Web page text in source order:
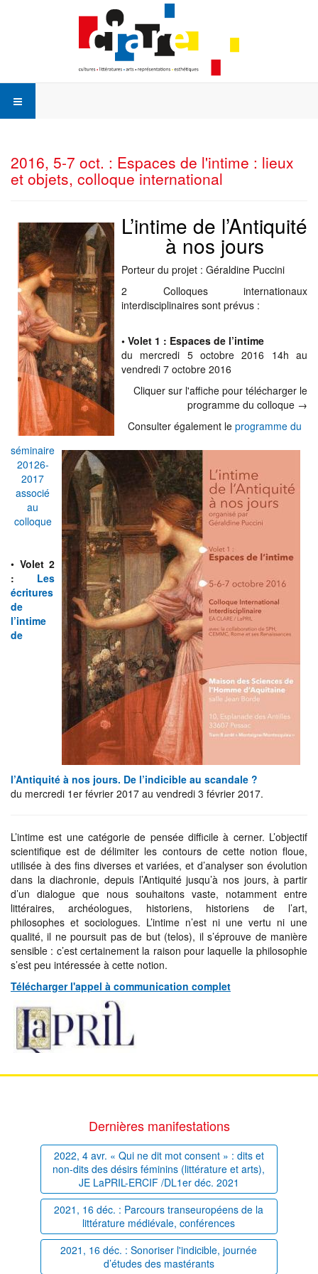
2016, 5-7 oct. : Espaces de l'intime : lieux
et objets, colloque international
L’intime de l’Antiquité
à nos jours
Porteur du projet : Géraldine Puccini
2 Colloques internationaux
interdisciplinaires sont prévus :
• Volet 1 : Espaces de l’intime
du mercredi 5 octobre 2016 14h au
vendredi 7 octobre 2016
Cliquer sur l'affiche pour télécharger le
programme du colloque →
Consulter également le programme du
séminaire
20126-
2017
associé
au
colloque
• Volet 2
: Les
écritures
de
l’intime
de
l’Antiquité à nos jours. De l’indicible au scandale ?
du mercredi 1er février 2017 au vendredi 3 février 2017.
L’intime est une catégorie de pensée difficile à cerner. L’objectif
scientifique est de délimiter les contours de cette notion floue,
utilisée à des fins diverses et variées, et d’analyser son évolution
dans la diachronie, depuis l’Antiquité jusqu’à nos jours, à partir
d’un dialogue que nous souhaitons vaste, notamment entre
littéraires, archéologues, historiens, historiens de l’art,
philosophes et sociologues. L’intime n’est ni une vertu ni une
qualité, il ne poursuit pas de but (telos), il s’éprouve de manière
sensible : c’est certainement la raison pour laquelle la philosophie
s’est peu intéressée à cette notion.
Télécharger l'appel à communication complet
Dernières manifestations
2022, 4 avr. « Qui ne dit mot consent » : dits et
non-dits des désirs féminins (littérature et arts),
JE LaPRIL-ERCIF /DL1er déc. 2021
2021, 16 déc. : Parcours transeuropéens de la
littérature médiévale, conférences
2021, 16 déc. : Sonoriser l'indicible, journée
d’études des mastérants